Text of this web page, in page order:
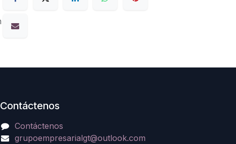
Contáctenos
Contáctenos
grupoempresarialgt@outlook.com